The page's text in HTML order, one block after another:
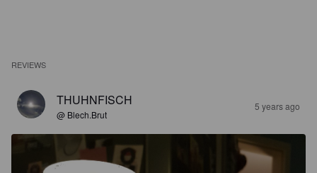
REVIEWS
THUHNFISCH
@ Blech.Brut
5 years ago